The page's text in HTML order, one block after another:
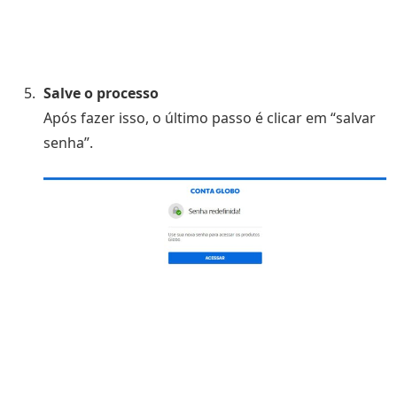
Salve o processo
Após fazer isso, o último passo é clicar em “salvar
senha”.